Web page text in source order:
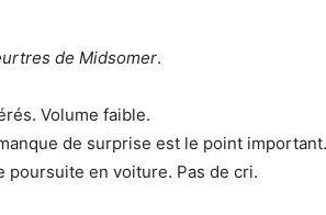
de Midsomer.
Volume faible.
de surprise est le point important.
poursuite en voiture. Pas de cri.